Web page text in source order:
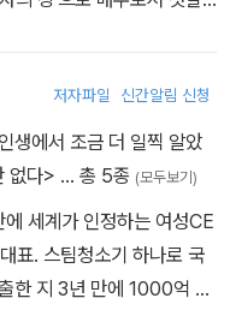
풍부한 현장 감각을 바탕으
본격적인 활동을 시작했
시만의 독창적인 제작 시
형 뮤지컬 사상 최장기 공
지컬화한 '댄싱 섀도우', 조
미래를 책임질 배우와 관객
저자파일 신간알림 신청
생에서 조금 더 일찍 알았
없다> … 총 5종 (모두보기)
세계가 인정하는 여성CE
표. 스팀청소기 하나로 국
한 지 3년 만에 1000억 원